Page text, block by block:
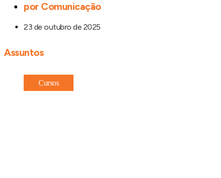
por Comunicação
23 de outubro de 2025
Assuntos
Cursos